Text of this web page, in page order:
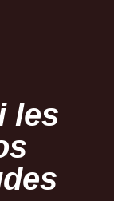
les